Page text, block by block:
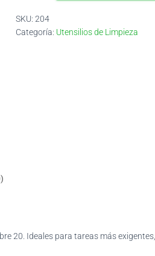
cantidad
SKU: 204
Categoría: Utensilios de Limpieza
20. Ideales para tareas más